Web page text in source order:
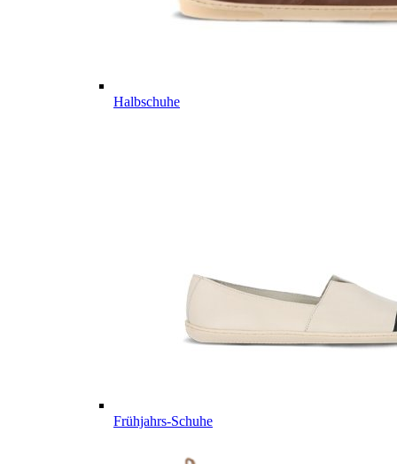
Halbschuhe
Frühjahrs-Schuhe